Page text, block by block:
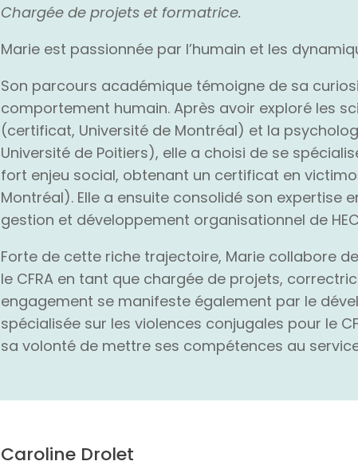
Chargée de projets et formatrice.
Marie est passionnée par l’humain et les
Son parcours académique témoigne de sa
comportement humain. Après avoir exploré les
(certificat, Université de Montréal) et la
Université de Poitiers), elle a choisi de se
fort enjeu social, obtenant un certificat en
Montréal). Elle a ensuite consolidé son expertise
gestion et développement organisationnel de
Forte de cette riche trajectoire, Marie collabore
le CFRA en tant que chargée de projets,
engagement se manifeste également par le
spécialisée sur les violences conjugales pour le
sa volonté de mettre ses compétences au
Caroline Drolet